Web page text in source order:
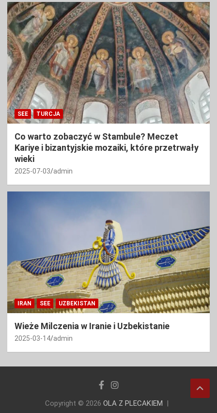
SEE TURCJA
Co warto zobaczyć w Stambule? Meczet
Kariye i bizantyjskie mozaiki, które przetrwały
wieki
2025-07-03 admin
IRAN SEE UZBEKISTAN
Wieże Milczenia w Iranie i Uzbekistanie
2025-03-14 admin
Copyright © 2026 OLA Z PLECAKIEM